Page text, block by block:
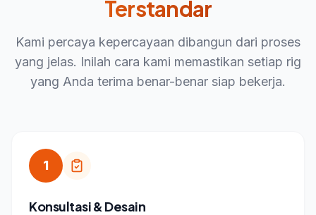
Terstandar
Kami percaya kepercayaan dibangun dari proses
yang jelas. Inilah cara kami memastikan setiap rig
yang Anda terima benar-benar siap bekerja.
1
Konsultasi & Desain